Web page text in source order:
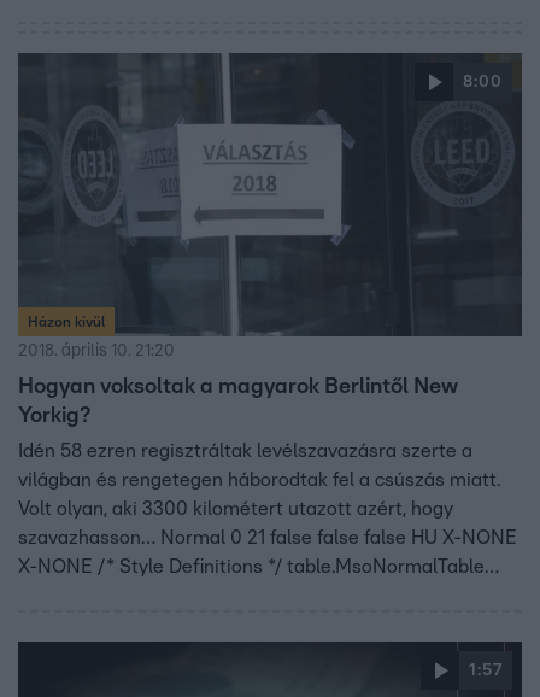
8:00
Házon kívül
2018. április 10. 21:20
Hogyan voksoltak a magyarok Berlintől New
Yorkig?
Idén 58 ezren regisztráltak levélszavazásra szerte a
világban és rengetegen háborodtak fel a csúszás miatt.
Volt olyan, aki 3300 kilométert utazott azért, hogy
szavazhasson… Normal 0 21 false false false HU X-NONE
X-NONE /* Style Definitions */ table.MsoNormalTable
1:57